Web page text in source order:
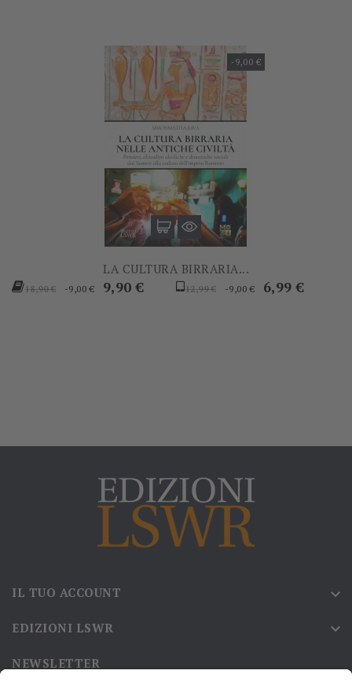
-9,00 €
LA CULTURA BIRRARIA...
Prezzo
18,90 € -9,00 € Prezzo
9,90 €
Prezzo
12,99 € -9,00 € Prezzo
6,99 €
IL TUO ACCOUNT 
EDIZIONI LSWR 
NEWSLETTER